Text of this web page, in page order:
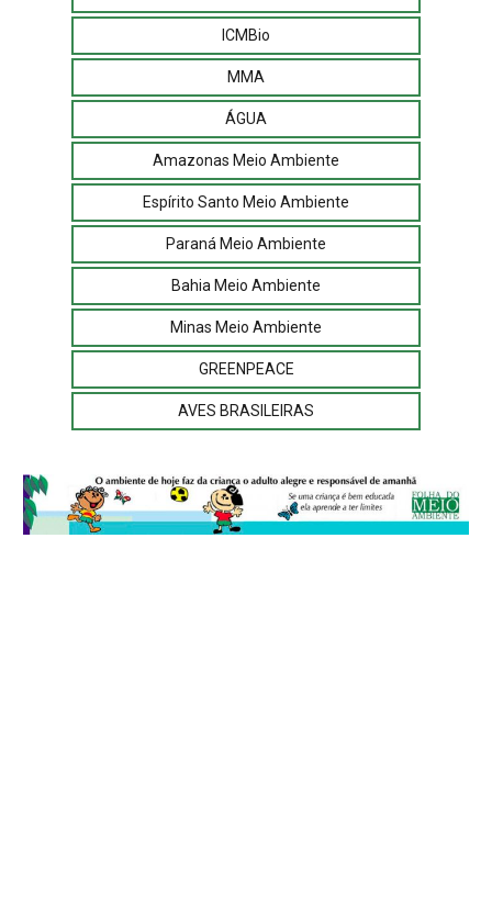
ICMBio
MMA
ÁGUA
Amazonas Meio Ambiente
Espírito Santo Meio Ambiente
Paraná Meio Ambiente
Bahia Meio Ambiente
Minas Meio Ambiente
GREENPEACE
AVES BRASILEIRAS